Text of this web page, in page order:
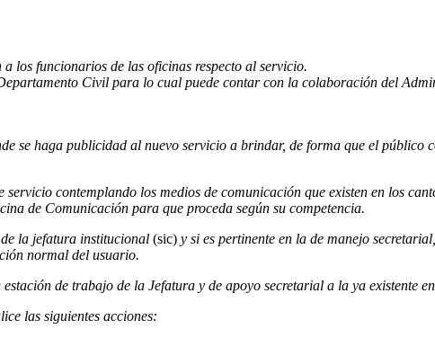
los funcionarios de las oficinas respecto al servicio.
Civil para lo cual puede contar con la colaboración del
se haga publicidad al nuevo servicio a brindar, de forma que el público
contemplando los medios de comunicación que existen en los
de Comunicación para que proceda según su competencia.
la jefatura institucional (sic) y si es pertinente en la de manejo
normal del usuario.
de trabajo de la Jefatura y de apoyo secretarial a la ya existente
las siguientes acciones: